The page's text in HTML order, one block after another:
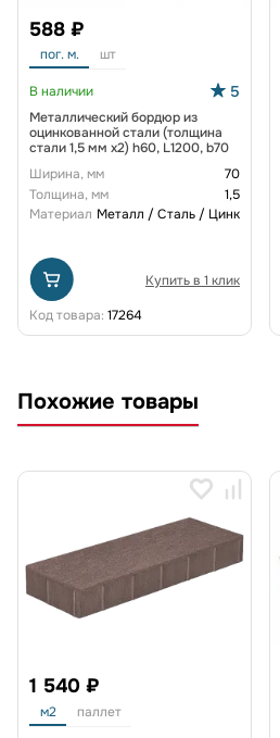
588 ₽
пог. м. шт
В наличии 5
Металлический бордюр из
оцинкованной стали (толщина
стали 1,5 мм x2) h60, L1200, b70
Ширина, мм
70
Толщина, мм
1,5
Материал Металл / Сталь / Цинк
Купить в 1 клик
Код товара: 17264
Похожие товары
1 540 ₽
м2 паллет